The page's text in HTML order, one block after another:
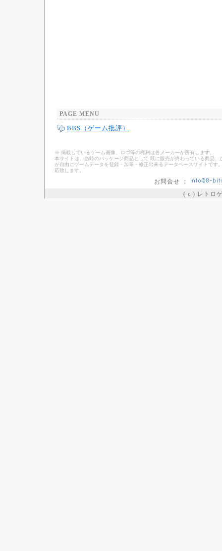
PAGE MENU
BBS（ゲーム批評）
※ 掲載しているゲーム画像、ロゴ等の権利は各メーカーが所有します。
本サイトは、当時のパッケージ商品として 既に販売が終わっている商品
が自由にゲームデータを登録・加筆・修正出来るデータベースサイトで
応致します。
お問合せ ：
( c ) レトロ